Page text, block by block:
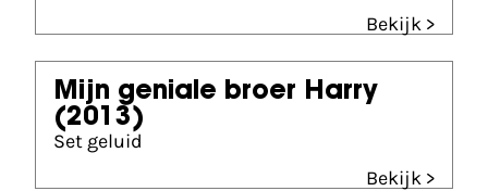
Bekijk >
Mijn geniale broer Harry
(2013)
Set geluid
Bekijk >